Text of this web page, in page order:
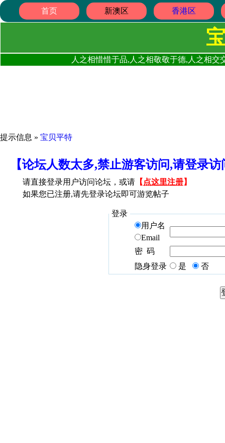
首页 新澳区 香港区
人之相惜惜于品,人之相敬敬于德,人之相
提示信息 » 宝贝平特
【论坛人数太多,禁止游客访问,请登录
请直接登录用户访问论坛，或请 【 点这里注册】
如果您已注册,请先登录论坛即可游览帖子
登录
用户名
Email
密 码
隐身登录
是 否